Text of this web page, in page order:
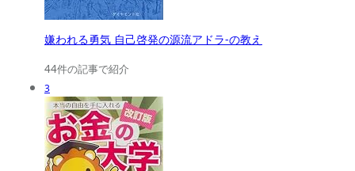
嫌われる勇気 自己啓発の源流アドラ-の教え
44件の記事で紹介
3